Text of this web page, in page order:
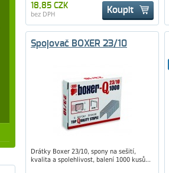
Koupit
18,85 CZK
bez DPH
Spojovač BOXER 23/10
Drátky Boxer 23/10, spony na sešití,
kvalita a spolehlivost, balení 1000 kusů...